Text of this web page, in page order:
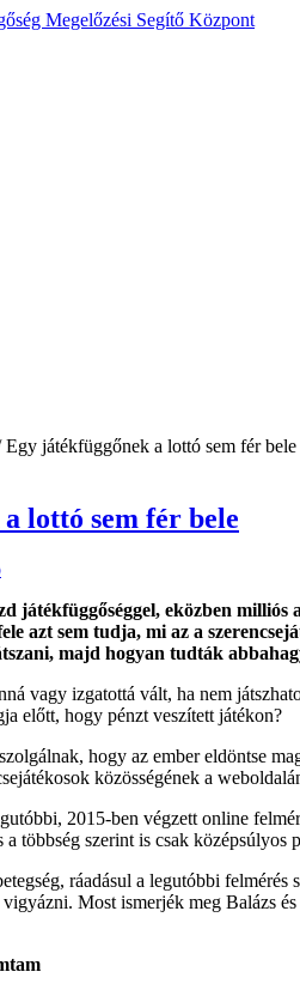
Egy játékfüggőnek a lottó sem fér bele
lottó sem fér bele
játékfüggőséggel, eközben
azt sem tudja, mi az a
majd hogyan tudták
vagy izgatottá vált, ha nem
előtt, hogy pénzt veszített játékon?
hogy az ember eldöntse
közösségének a
2015-ben végzett online
többség szerint is csak
ráadásul a legutóbbi
Most ismerjék meg Balázs